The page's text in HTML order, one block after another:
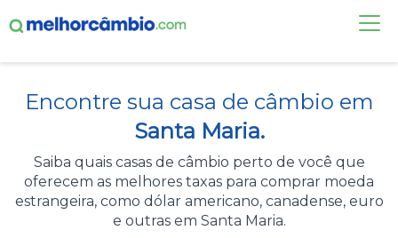
CASAS DE CÂMBIO
DÓLAR HOJE
ALERTA DE CÂMBIO
Encontre sua casa de câmbio em
Santa Maria.
Saiba quais casas de câmbio perto de você que
oferecem as melhores taxas para comprar moeda
estrangeira, como dólar americano, canadense, euro
e outras em Santa Maria.